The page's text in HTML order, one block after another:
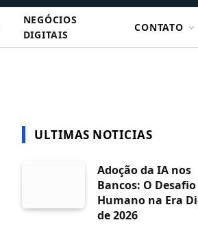
NEGÓCIOS
DIGITAIS
CONTATO
ULTIMAS NOTICIAS
Adoção da IA nos
Bancos: O Desafio
Humano na Era
de 2026